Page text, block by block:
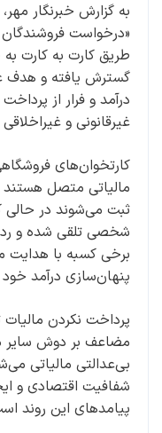
به گزارش خبرنگار
«درخواست فروشندگان
طریق کارت به کارت
گسترش یافته و هدف
درآمد و فرار از
غیرقانونی و
کارتخوان‌های
مالیاتی متصل هستند
ثبت می‌شوند در حالی
شخصی تلقی شده و
برخی کسبه با هدایت
پنهان‌سازی درآمد خود
پرداخت نکردن
مضاعف بر دوش سایر
بی‌عدالتی مالیاتی
شفافیت اقتصادی و
پیامدهای این روند